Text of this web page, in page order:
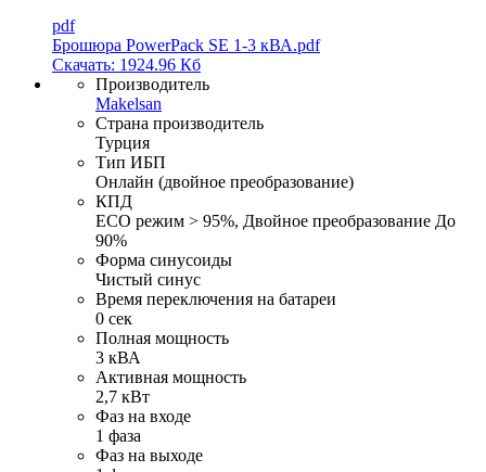
pdf
Брошюра PowerPack SE 1-3 кВА.pdf
Скачать: 1924.96 Кб
Производитель
Makelsan
Страна производитель
Турция
Тип ИБП
Онлайн (двойное преобразование)
КПД
ECO режим > 95%, Двойное преобразование До
90%
Форма синусоиды
Чистый синус
Время переключения на батареи
0 сек
Полная мощность
3 кВА
Активная мощность
2,7 кВт
Фаз на входе
1 фаза
Фаз на выходе